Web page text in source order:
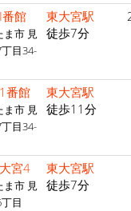
番館
ま市 見
目34-
東大宮駅
徒歩7分
番館
ま市 見
目34-
東大宮駅
徒歩11分
宮4
ま市 見
目
東大宮駅
徒歩7分